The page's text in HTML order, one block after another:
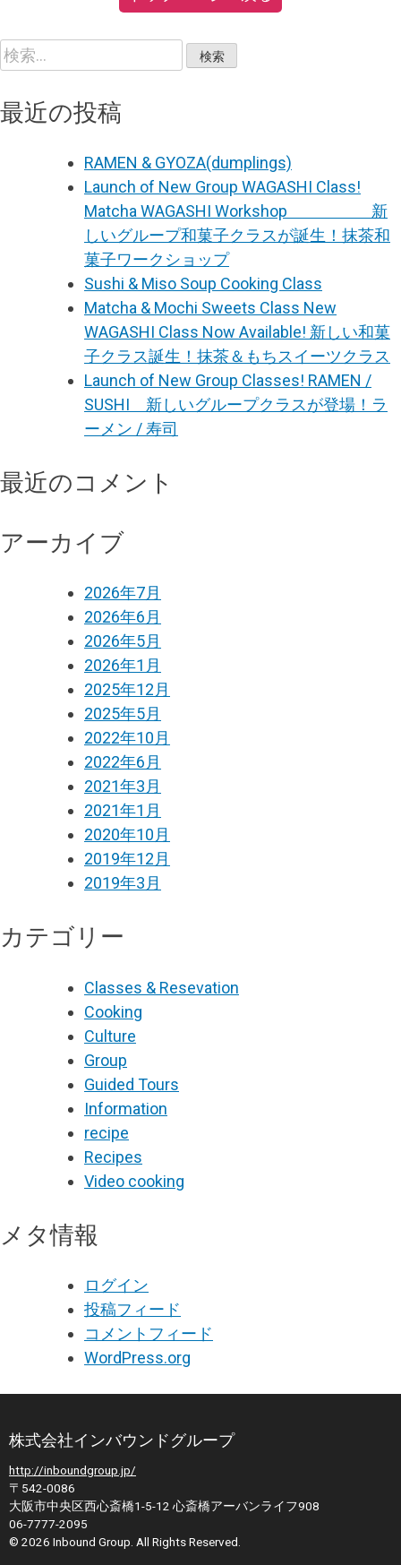
検
索:
最近の投稿
RAMEN & GYOZA(dumplings)
Launch of New Group WAGASHI Class!
Matcha WAGASHI Workshop 新
しいグループ和菓子クラスが誕生！抹茶和
菓子ワークショップ
Sushi & Miso Soup Cooking Class
Matcha & Mochi Sweets Class New
WAGASHI Class Now Available! 新しい和菓
子クラス誕生！抹茶＆もちスイーツクラス
Launch of New Group Classes! RAMEN /
SUSHI 新しいグループクラスが登場！ラ
ーメン / 寿司
最近のコメント
アーカイブ
2026年7月
2026年6月
2026年5月
2026年1月
2025年12月
2025年5月
2022年10月
2022年6月
2021年3月
2021年1月
2020年10月
2019年12月
2019年3月
カテゴリー
Classes & Resevation
Cooking
Culture
Group
Guided Tours
Information
recipe
Recipes
Video cooking
メタ情報
ログイン
投稿フィード
コメントフィード
WordPress.org
株式会社インバウンドグループ
http://inboundgroup.jp/
〒542-0086
大阪市中央区西心斎橋1-5-12 心斎橋アーバンライフ908
06-7777-2095
© 2026 Inbound Group. All Rights Reserved.